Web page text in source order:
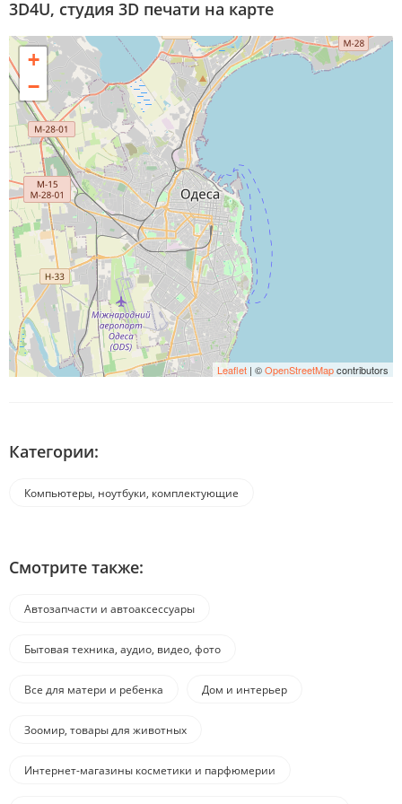
3D4U, студия 3D печати на карте
+
−
Leaflet | ©OpenStreetMapcontributors
Категории:
Компьютеры, ноутбуки, комплектующие
Смотрите также:
Автозапчасти и автоаксессуары
Бытовая техника, аудио, видео, фото
Все для матери и ребенка Дом и интерьер
Зоомир, товары для животных
Интернет-магазины косметики и парфюмерии